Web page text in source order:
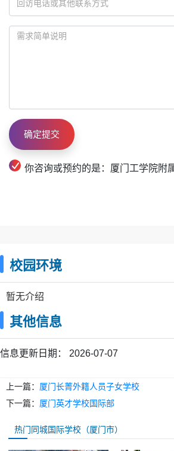
你咨询或预约的是：厦门工学院附
校园环境
暂无介绍
其他信息
信息更新日期： 2026-07-07
上一篇： 厦门长菁外籍人员子女学校
下一篇： 厦门英才学校国际部
热门同城国际学校（厦门市）